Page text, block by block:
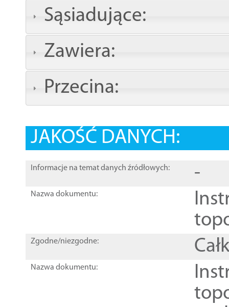
Sąsiadujące:
Zawiera:
Przecina:
JAKOŚĆ DANYCH:
Informacje na temat danych źródłowych: -
Nazwa dokumentu:
Zgodne/niezgodne:
Nazwa dokumentu: